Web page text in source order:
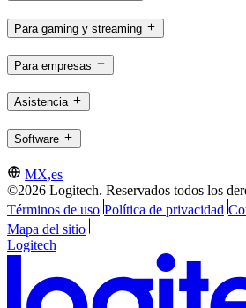
Para gaming y streaming
Para empresas
Asistencia
Software
MX,es
©2026 Logitech. Reservados todos los
Términos de uso Política de privacidad
Mapa del sitio
Logitech